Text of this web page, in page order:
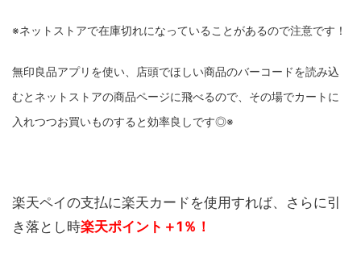
※ネットストアで在庫切れになっていることがあるので注意です！
無印良品アプリを使い、店頭でほしい商品のバーコードを読み込
むとネットストアの商品ページに飛べるので、その場でカートに
入れつつお買いものすると効率良しです◎※
楽天ペイの支払に楽天カードを使用すれば、さらに引
き落とし時楽天ポイント＋1％！